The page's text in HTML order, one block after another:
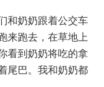
和奶奶跟着公交车
来跑去，在草地上
看到奶奶将吃的拿
尾巴。我和奶奶都